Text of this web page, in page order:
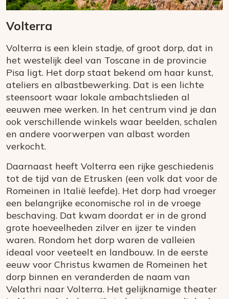
Volterra
Volterra is een klein stadje, of groot dorp, dat in
het westelijk deel van Toscane in de provincie
Pisa ligt. Het dorp staat bekend om haar kunst,
ateliers en albastbewerking. Dat is een lichte
steensoort waar lokale ambachtslieden al
eeuwen mee werken. In het centrum vind je dan
ook verschillende winkels waar beelden, schalen
en andere voorwerpen van albast worden
verkocht.
Daarnaast heeft Volterra een rijke geschiedenis
tot de tijd van de Etrusken (een volk dat voor de
Romeinen in Italië leefde). Het dorp had vroeger
een belangrijke economische rol in de vroege
beschaving. Dat kwam doordat er in de grond
grote hoeveelheden zilver en ijzer te vinden
waren. Rondom het dorp waren de valleien
ideaal voor veeteelt en landbouw. In de eerste
eeuw voor Christus kwamen de Romeinen het
dorp binnen en veranderden de naam van
Velathri naar Volterra. Het gelijknamige theater